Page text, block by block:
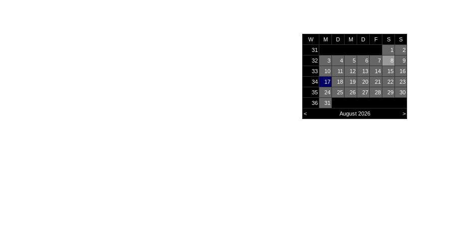
W M D M D F S
S
31
1
2
32
3 4 5 6 7 8
9
33
10 11 12 13 14 15
16
34
17 18 19 20 21 22
23
35
24 25 26 27 28 29
30
36
31
>
< August 2026